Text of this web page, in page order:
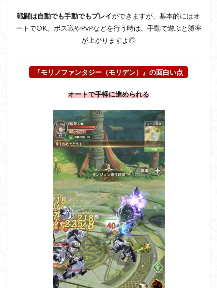
戦闘は自動でも手動でもプレイができますが、基本的にはオ
ートでOK。ボス戦やPvPなどを行う時は、手動で遊ぶと勝率
が上がりますよ◎
『モリノファンタジー（モリデン）』の面白い点
オートで手軽に進められる